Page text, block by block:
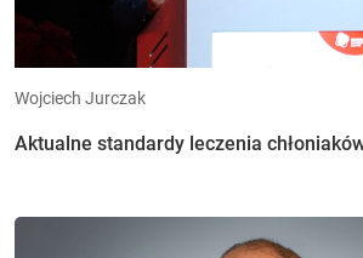
Wojciech Jurczak
Aktualne standardy leczenia